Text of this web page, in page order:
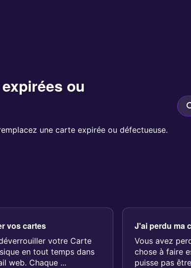
ou
une carte expirée ou défectueuse.
vos cartes
votre Carte
en tout temps dans
web. Chaque ...
J'ai perdu ma
Vous avez
chose à faire
puisse pas